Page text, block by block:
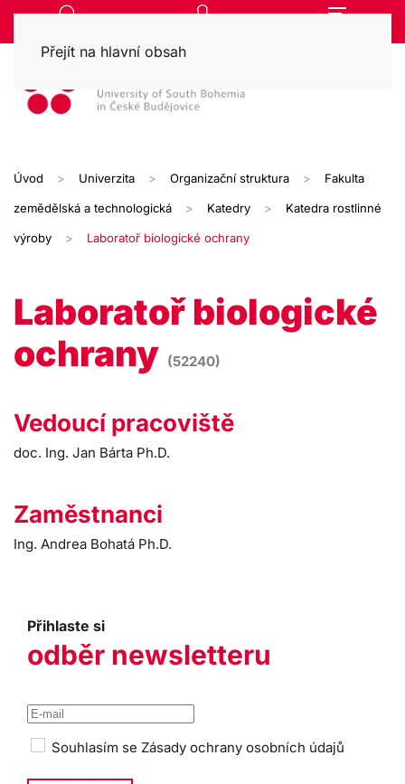
Přejít na hlavní obsah
Úvod Univerzita Organizační struktura Fakulta
zemědělská a technologická Katedry Katedra rostlinné
výroby Laboratoř biologické ochrany
Laboratoř biologické
ochrany (52240)
Vedoucí pracoviště
doc. Ing. Jan Bárta Ph.D.
Zaměstnanci
Ing. Andrea Bohatá Ph.D.
Přihlaste si
odběr newsletteru
Souhlasím se Zásady ochrany osobních údajů